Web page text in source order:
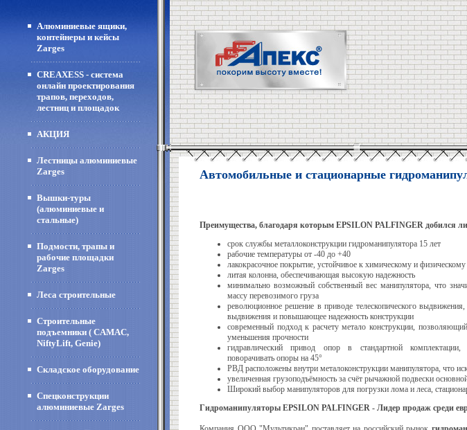
Алюминиевые ящики,
контейнеры и кейсы
Zarges
CREAXESS - система
онлайн проектирования
трапов, переходов,
лестниц и площадок
АКЦИЯ
Лестницы алюминиевые
Zarges
Вышки-туры
(алюминиевые и
стальные)
Подмости, трапы и
рабочие площадки
Zarges
Леса строительные
Строительные
подъемники ( CAMAC,
NiftyLift, Genie)
Складское оборудование
Спецконструкции
алюминиевые Zarges
Автомобильные и стационарные
Преимущества, благодаря которым EPSILON PALFINGER добился
срок службы металлоконструкции гидроманипулятора 15 лет
рабочие температуры от -40 до +40
лакокрасочное покрытие, устойчивое к химическому и
литая колонна, обеспечивающая высокую надежность
минимально возможный собственный вес манипулятора, что
массу перевозимого груза
революционное решение в приводе телескопического
выдвижения и повышающее надежность конструкции
современный подход к расчету метало конструкции,
уменьшения прочности
гидравлический привод опор в стандартной комплектации,
поворачивать опоры на 45°
РВД расположены внутри металоконструкции манипулятора, что
увеличенная грузоподъёмность за счёт рычажной подвески
Широкий выбор манипуляторов для погрузки лома и леса,
Гидроманипуляторы EPSILON PALFINGER - Лидер продаж среди